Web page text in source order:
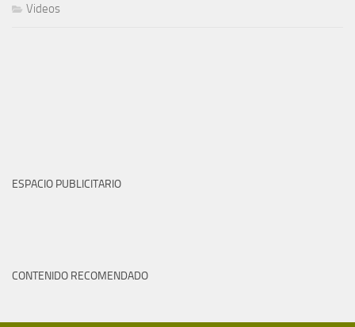
Videos
ESPACIO PUBLICITARIO
CONTENIDO RECOMENDADO